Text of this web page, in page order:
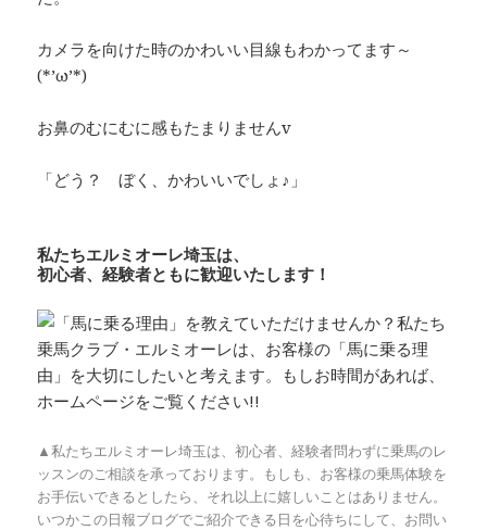
カメラを向けた時のかわいい目線もわかってます～
(*’ω’*)
お鼻のむにむに感もたまりませんv
「どう？ ぼく、かわいいでしょ♪」
私たちエルミオーレ埼玉は、
初心者、経験者ともに歓迎いたします！
▲私たちエルミオーレ埼玉は、初心者、経験者問わずに乗馬のレ
ッスンのご相談を承っております。もしも、お客様の乗馬体験を
お手伝いできるとしたら、それ以上に嬉しいことはありません。
いつかこの日報ブログでご紹介できる日を心待ちにして、お問い